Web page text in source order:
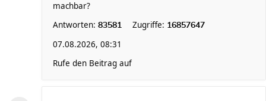
machbar?
Antworten: 83581 Zugriffe: 16857647
07.08.2026, 08:31
Rufe den Beitrag auf